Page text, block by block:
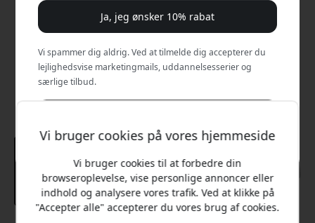
Vi bruger cookies på vores hjemmeside
Vi bruger cookies til at forbedre din
browseroplevelse, vise personlige annoncer eller
indhold og analysere vores trafik. Ved at klikke på
"Accepter alle" accepterer du vores brug af cookies.
Ja, jeg ønsker 10% rabat
Vi spammer dig aldrig. Ved at tilmelde dig accepterer du
lejlighedsvise marketingmails, uddannelsesserier og
særlige tilbud.